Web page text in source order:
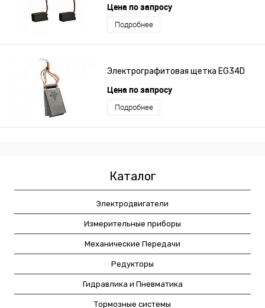
Цена по запросу
Подробнее
Электрографитовая щетка EG34D
Цена по запросу
Подробнее
Каталог
Электродвигатели
Измерительные приборы
Механические Передачи
Редукторы
Гидравлика и Пневматика
Тормозные системы